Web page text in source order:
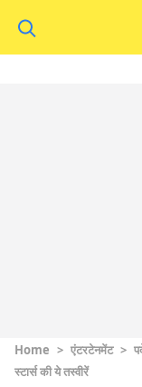
Home > एंटरटेनमेंट >
स्टार्स की ये तस्वीरें